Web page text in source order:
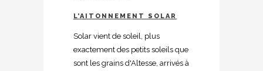
L’AITONNEMENT SOLAR
Solar vient de soleil, plus
exactement des petits soleils que
sont les grains d'Altesse, arrivés à